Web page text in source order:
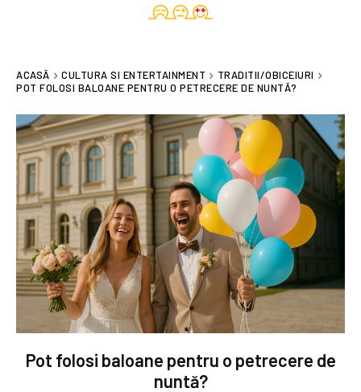
ACASĂ CULTURA SI ENTERTAINMENT
TRADITII/OBICEIURI
POT FOLOSI BALOANE PENTRU O PETRECERE DE NUNTĂ?
Pot folosi baloane pentru o petrecere de
nuntă?